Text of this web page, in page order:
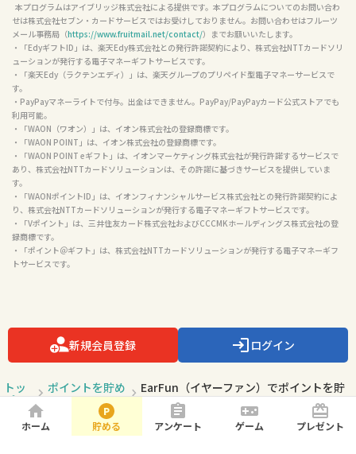
ホーム 貯める アンケート ゲーム プレゼント
せは株式会社セブン・カードサービスではお受けしておりません。お問い合わせはフルーツ
メール事務局（https://www.fruitmail.net/contact/）までお願いいたします。
・「EdyギフトID」は、楽天Edy株式会社との発行許諾契約により、株式会社NTTカードソリ
ューションが発行する電子マネーギフトサービスです。
・「楽天Edy（ラクテンエディ）」は、楽天グループのプリペイド型電子マネーサービスで
す。
・PayPayマネーライトで付与。出金はできません。PayPay/PayPayカード公式ストアでも
利用可能。
・「WAON（ワオン）」は、イオン株式会社の登録商標です。
・「WAON POINT」は、イオン株式会社の登録商標です。
・「WAON POINT eギフト」は、イオンマーケティング株式会社が発行許諾するサービスで
あり、株式会社NTTカードソリューションは、その許諾に基づきサービスを提供していま
す。
・「WAONポイントID」は、イオンフィナンシャルサービス株式会社との発行許諾契約によ
り、株式会社NTTカードソリューションが発行する電子マネーギフトサービスです。
・「Vポイント」は、三井住友カード株式会社およびCCCMKホールディングス株式会社の登
録商標です。
・「ポイント＠ギフト」は、株式会社NTTカードソリューションが発行する電子マネーギフ
トサービスです。
新規会員登録 ログイン
トッ
プ
ポイントを貯め
る
EarFun（イヤーファン）でポイントを貯
める！
ページトップ